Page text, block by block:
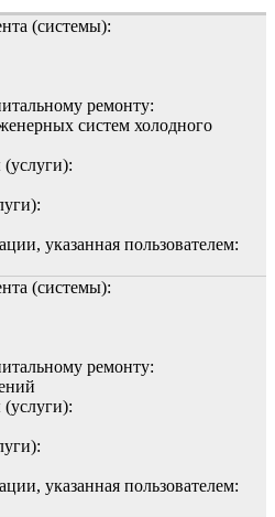
(системы):
ремонту:
систем холодного
указанная пользователем:
(системы):
ремонту:
указанная пользователем: